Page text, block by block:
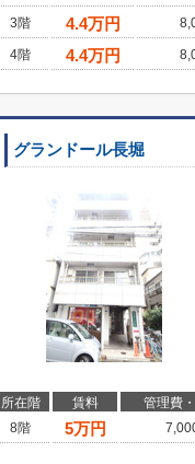
3階
4.4万円
4階
4.4万円
グランドール長堀
所在階 賃料 管理費
8階
5万円